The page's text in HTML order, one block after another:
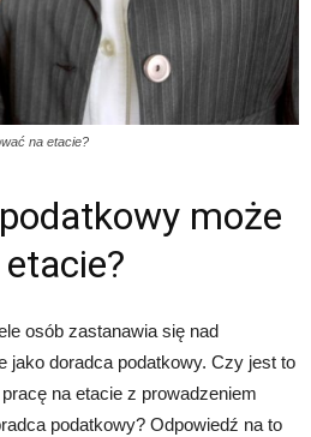
na etacie?
może
osób zastanawia się nad
jako doradca podatkowy. Czy jest to
na etacie z prowadzeniem
podatkowy? Odpowiedź na to